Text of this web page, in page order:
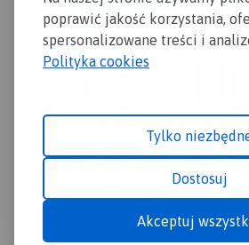
poprawić jakość korzystania,
spersonalizowane treści i
Polityka cookies
Tylko
Dostosuj
Akceptuj